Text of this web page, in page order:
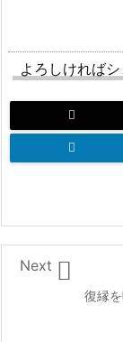
よろしければ
復縁

Next